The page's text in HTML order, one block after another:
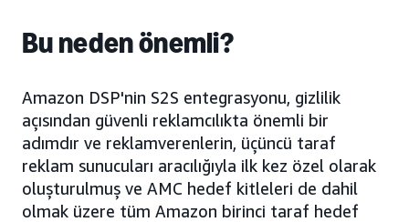
Bu neden önemli?
Amazon DSP'nin S2S entegrasyonu, gizlilik
açısından güvenli reklamcılıkta önemli bir
adımdır ve reklamverenlerin, üçüncü taraf
reklam sunucuları aracılığıyla ilk kez özel olarak
oluşturulmuş ve AMC hedef kitleleri de dahil
olmak üzere tüm Amazon birinci taraf hedef